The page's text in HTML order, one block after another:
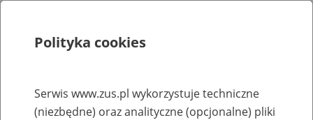
Rejestry, ewidencje i archiwa
Polityka cookies
Serwis www.zus.pl wykorzystuje techniczne
(niezbędne) oraz analityczne (opcjonalne) pliki